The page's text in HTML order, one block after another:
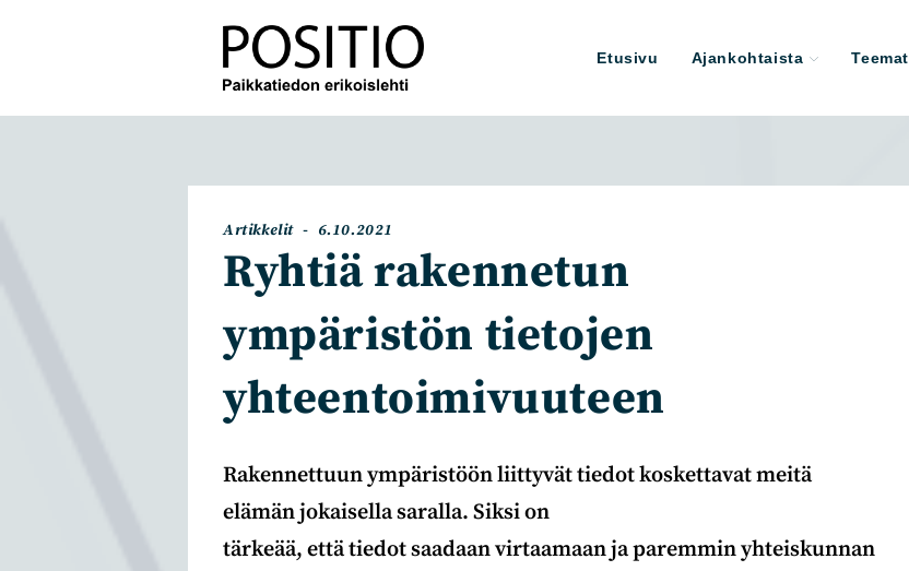
Etusivu Ajankohtaista Teemat
Artikkelin
kategoria:
Artikkelit
Artikkeli
julkaistu:
6.10.2021
Ryhtiä rakennetun
ympäristön tietojen
yhteentoimivuuteen
Rakennettuun ympäristöön liittyvät tiedot koskettavat meitä
elämän jokaisella saralla. Siksi on
tärkeää, että tiedot saadaan virtaamaan ja paremmin yhteiskunnan